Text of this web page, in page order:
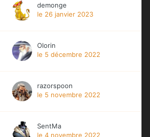
demonge
le 26 janvier 2023
Olorin
le 5 décembre 2022
razorspoon
le 5 novembre 2022
SentMa
le 4 novembre 2022